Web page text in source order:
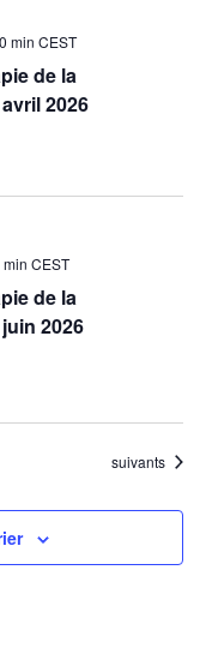
de la
2026
min CEST
de la
2026
CEST
Évènements
suivants